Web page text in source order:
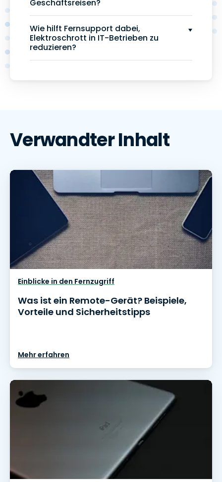
Geschäftsreisen?
Wie hilft Fernsupport dabei,
Elektroschrott in IT-Betrieben zu
reduzieren?
Verwandter Inhalt
Einblicke in den Fernzugriff
Was ist ein Remote-Gerät? Beispiele,
Vorteile und Sicherheitstipps
Mehr erfahren